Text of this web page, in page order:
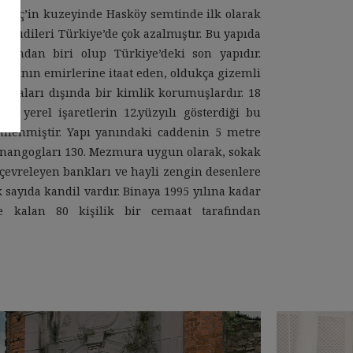
kuzeyinde Hasköy semtinde ilk olarak
Türkiye’de çok azalmıştır. Bu yapıda
biri olup Türkiye’deki son yapıdır.
emirlerine itaat eden, oldukça gizemli
dışında bir kimlik korumuşlardır. 18
yerel işaretlerin 12.yüzyılı gösterdiği bu
Yapı yanındaki caddenin 5 metre
130. Mezmura uygun olarak, sokak
bankları ve hayli zengin desenlere
kandil vardır. Binaya 1995 yılına kadar
kalan 80 kişilik bir cemaat tarafından